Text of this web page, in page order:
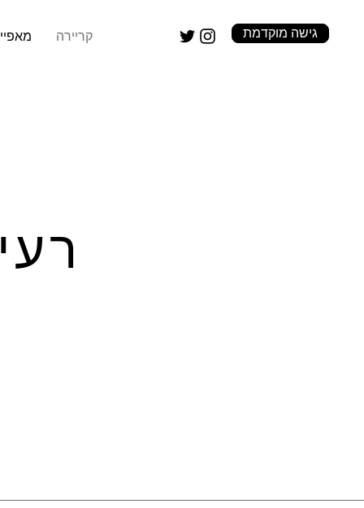
קריירה גישה מוקדמת